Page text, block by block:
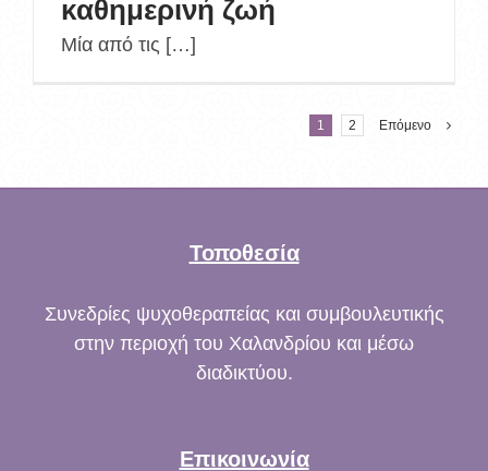
καθημερινή ζωή
Μία από τις […]
1 2 Επόμενο
Τοποθεσία
Συνεδρίες ψυχοθεραπείας και συμβουλευτικής
στην περιοχή του Χαλανδρίου και μέσω
διαδικτύου.
Επικοινωνία